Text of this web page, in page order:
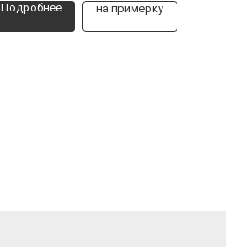
Подробнее на примерку